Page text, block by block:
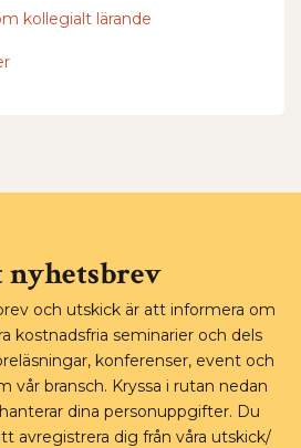
kollegialt lärande
nyhetsbrev
och utskick är att informera om
kostnadsfria seminarier och dels
konferenser, event och
vår bransch. Kryssa i rutan nedan
dina personuppgifter. Du
avregistrera dig från våra utskick/